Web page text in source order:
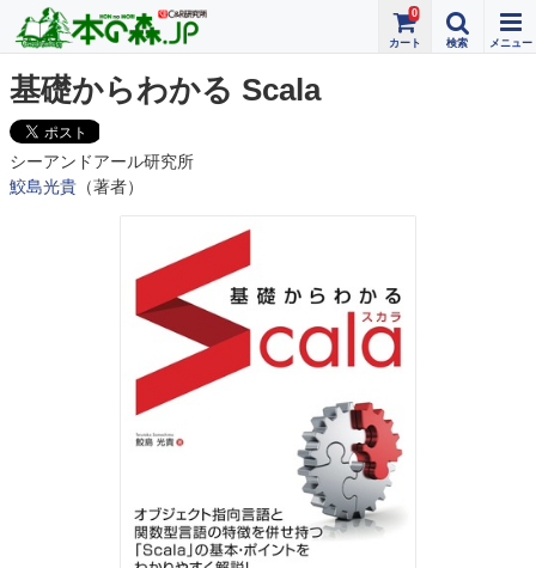
0
基礎からわかる Scala
シーアンドアール研究所
鮫島光貴 （著者）